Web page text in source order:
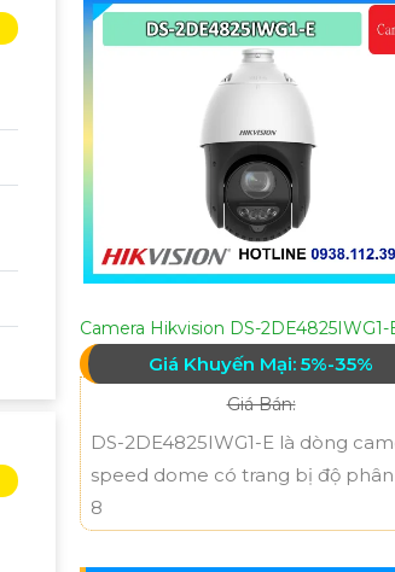
Camera Hikvision DS-2DE4825IWG1-
Giá Khuyến Mại: 5%-35%
Giá Bán:
DS-2DE4825IWG1-E là dòng
speed dome có trang bị độ phân
8